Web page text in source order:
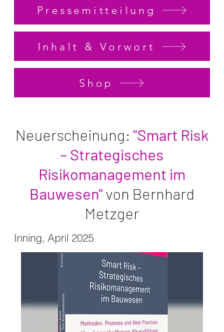
Pressemitteilung
Inhalt & Vorwort
Shop
Neuerscheinung: "Smart Risk
– Strategisches
Risikomanagement im
Bauwesen"von Bernhard
Metzger
Inning, April 2025